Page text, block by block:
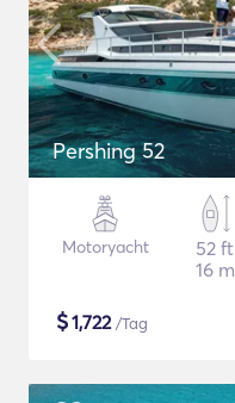
Pershing 52
Motoryacht
52 ft
16 m
$1,722/Tag